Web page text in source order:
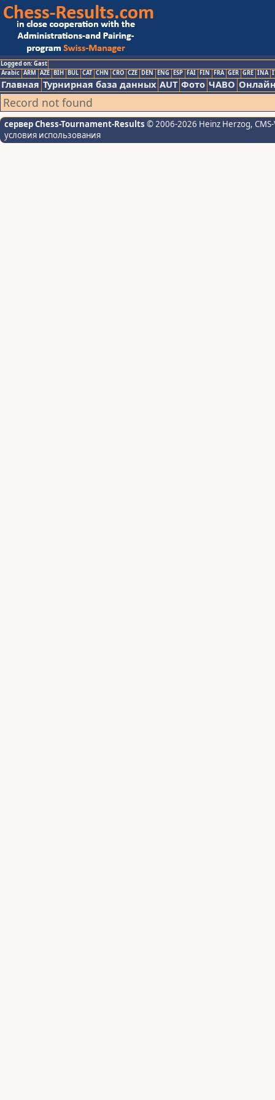
Logged on: Gast
Arabic ARM AZE BIH BUL CAT CHN CRO CZE DEN ENG ESP FAI FIN FRA GER GRE INA
Главная Турнирная база данных AUT Фото ЧАВО
Record not found
сервер Chess-Tournament-Results © 2006-2026 Heinz Herzog,
условия использования